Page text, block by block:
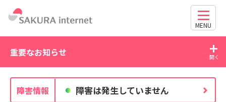
MENU
重要なお知らせ
2026/07/27
独自ドメイン、SSL証明書の有効期限と更新方法に関す
障害情報 障害は発生していません